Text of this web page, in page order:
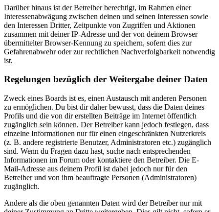
Darüber hinaus ist der Betreiber berechtigt, im Rahmen einer
Interessenabwägung zwischen deinen und seinen Interessen sowie
den Interessen Dritter, Zeitpunkte von Zugriffen und Aktionen
zusammen mit deiner IP-Adresse und der von deinem Browser
übermittelter Browser-Kennung zu speichern, sofern dies zur
Gefahrenabwehr oder zur rechtlichen Nachverfolgbarkeit notwendig
ist.
Regelungen bezüglich der Weitergabe deiner Daten
Zweck eines Boards ist es, einen Austausch mit anderen Personen
zu ermöglichen. Du bist dir daher bewusst, dass die Daten deines
Profils und die von dir erstellten Beiträge im Internet öffentlich
zugänglich sein können. Der Betreiber kann jedoch festlegen, dass
einzelne Informationen nur für einen eingeschränkten Nutzerkreis
(z. B. andere registrierte Benutzer, Administratoren etc.) zugänglich
sind. Wenn du Fragen dazu hast, suche nach entsprechenden
Informationen im Forum oder kontaktiere den Betreiber. Die E-
Mail-Adresse aus deinem Profil ist dabei jedoch nur für den
Betreiber und von ihm beauftragte Personen (Administratoren)
zugänglich.
Andere als die oben genannten Daten wird der Betreiber nur mit